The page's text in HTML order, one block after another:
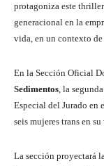
protagoniza este
generacional en la
vida, en un contexto
En la Sección Oficial
Sedimentos, la
Especial del Jurado en
seis mujeres trans en
La sección proyectará